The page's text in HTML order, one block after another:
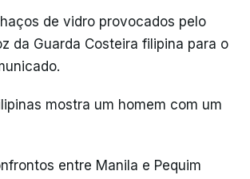
de vidro provocados pelo
da Guarda Costeira filipina para o
mostra um homem com um
entre Manila e Pequim